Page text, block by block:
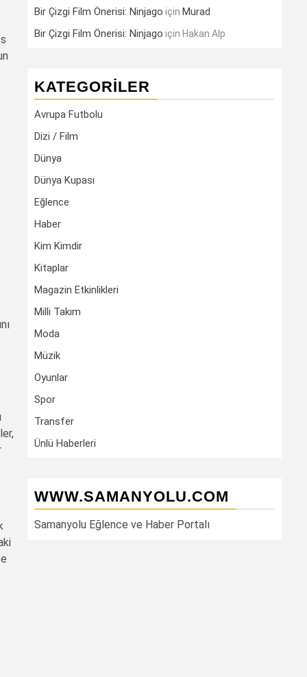
Bir Çizgi Film Önerisi: Ninjago için Murad
Bir Çizgi Film Önerisi: Ninjago için Hakan Alp
KATEGORILER
Avrupa Futbolu
Dizi / Film
Dünya
Dünya Kupası
Eğlence
Haber
Kim Kimdir
Kitaplar
Magazin Etkinlikleri
Milli Takım
Moda
Müzik
Oyunlar
Spor
Transfer
Ünlü Haberleri
WWW.SAMANYOLU.COM
Samanyolu Eğlence ve Haber Portalı